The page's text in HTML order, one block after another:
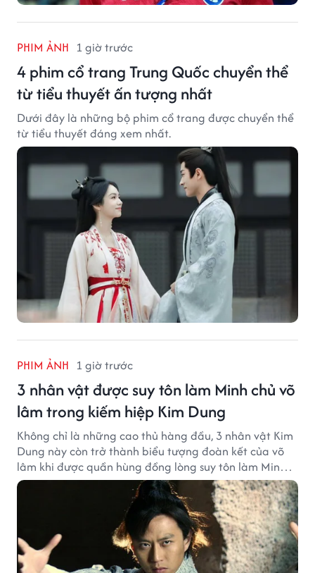
PHIM ẢNH 1 giờ trước
4 phim cổ trang Trung Quốc chuyển thể
từ tiểu thuyết ấn tượng nhất
Dưới đây là những bộ phim cổ trang được chuyển thể
từ tiểu thuyết đáng xem nhất.
PHIM ẢNH 1 giờ trước
3 nhân vật được suy tôn làm Minh chủ võ
lâm trong kiếm hiệp Kim Dung
Không chỉ là những cao thủ hàng đầu, 3 nhân vật Kim
Dung này còn trở thành biểu tượng đoàn kết của võ
lâm khi được quần hùng đồng lòng suy tôn làm Minh
chủ.